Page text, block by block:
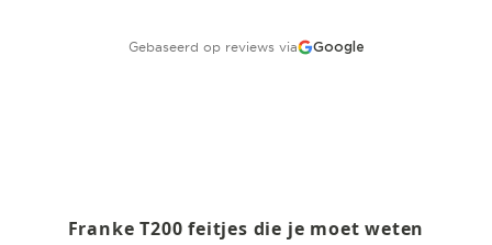
Gebaseerd op reviews via Google
Franke T200 feitjes die je moet weten